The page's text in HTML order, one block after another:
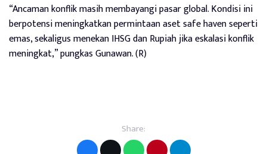
“Ancaman konflik masih membayangi pasar global. Kondisi ini
berpotensi meningkatkan permintaan aset safe haven seperti
emas, sekaligus menekan IHSG dan Rupiah jika eskalasi konflik
meningkat,” pungkas Gunawan. (R)
Share: